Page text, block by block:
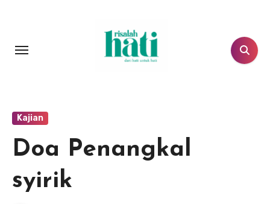
Kajian
Doa Penangkal
syirik